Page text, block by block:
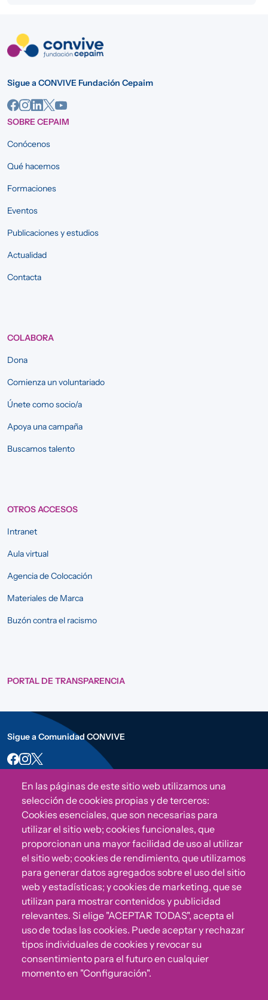
Sigue a CONVIVE Fundación Cepaim
SOBRE CEPAIM
Conócenos
Qué hacemos
Formaciones
Eventos
Publicaciones y estudios
Actualidad
Contacta
COLABORA
Dona
Comienza un voluntariado
Únete como socio/a
Apoya una campaña
Buscamos talento
OTROS ACCESOS
Intranet
Aula virtual
Agencia de Colocación
Materiales de Marca
Buzón contra el racismo
PORTAL DE TRANSPARENCIA
Sigue a Comunidad CONVIVE
¿Algo no va bien?
Puedes reportar incumplimientos del Código Ético u
otras irregularidades que detectes en nuestra Fundación.
Canal de denuncias
En las páginas de este sitio web utilizamos una
selección de cookies propias y de terceros:
Cookies esenciales, que son necesarias para
utilizar el sitio web; cookies funcionales, que
proporcionan una mayor facilidad de uso al utilizar
el sitio web; cookies de rendimiento, que utilizamos
para generar datos agregados sobre el uso del sitio
web y estadísticas; y cookies de marketing, que se
utilizan para mostrar contenidos y publicidad
relevantes. Si elige "ACEPTAR TODAS", acepta el
uso de todas las cookies. Puede aceptar y rechazar
tipos individuales de cookies y revocar su
consentimiento para el futuro en cualquier
momento en "Configuración".